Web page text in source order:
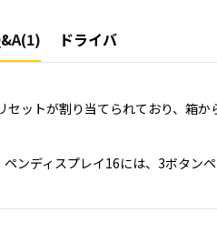
ドライバ
ットが割り当てられており、箱
ンディスプレイ16には、 3ボタン